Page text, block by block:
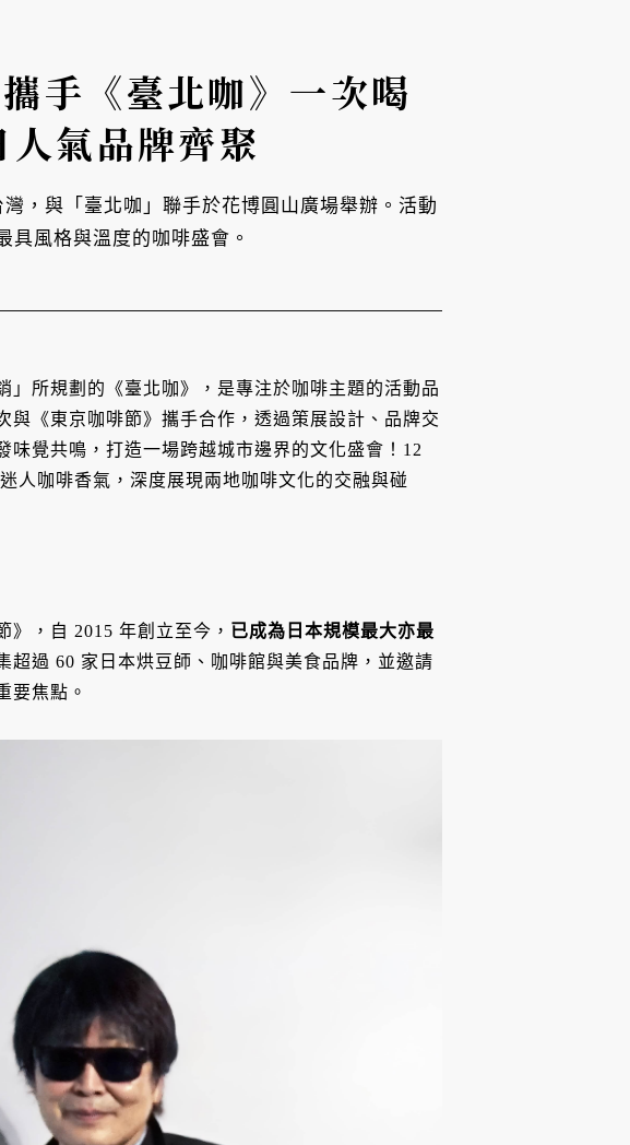
手《臺北咖》一次喝
氣品牌齊聚
，與「臺北咖」聯手於花博圓山廣場舉辦。活動
風格與溫度的咖啡盛會。
」所規劃的《臺北咖》，是專注於咖啡主題的活動品
與《東京咖啡節》攜手合作，透過策展設計、品牌交
覺共鳴，打造一場跨越城市邊界的文化盛會！12
人咖啡香氣，深度展現兩地咖啡文化的交融與碰
，自 2015 年創立至今， 已成為日本規模最大亦最
超過 60 家日本烘豆師、咖啡館與美食品牌，並邀請
要焦點。